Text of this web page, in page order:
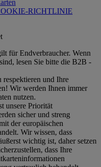
RICHTLINIE
für Endverbraucher. Wenn
lesen Sie bitte die B2B -
respektieren und Ihre
Wir werden Ihnen immer
nutzen.
unsere Priorität
sicher und streng
der europäischen
Wir wissen, dass
wichtig ist, daher setzen
dass Ihre